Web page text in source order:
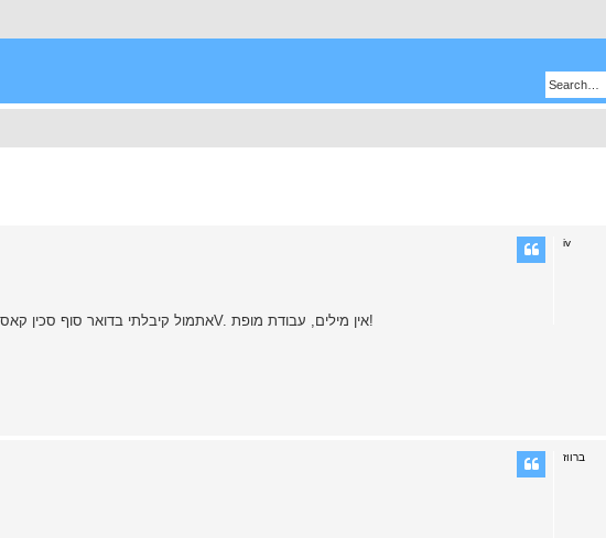
iv
אתמול קיבלתי בדואר סוף סכין קאסטום שהוכן במיוחד בשבילי ע"י סטיב רייס. הידית מטיטאניום והלהב מפלדת 1095V. אין מילים, עבודת מופת!
ברווז